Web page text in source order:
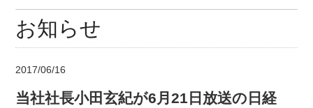
お知らせ
2017/06/16
当社社長小田玄紀が6月21日放送の日経